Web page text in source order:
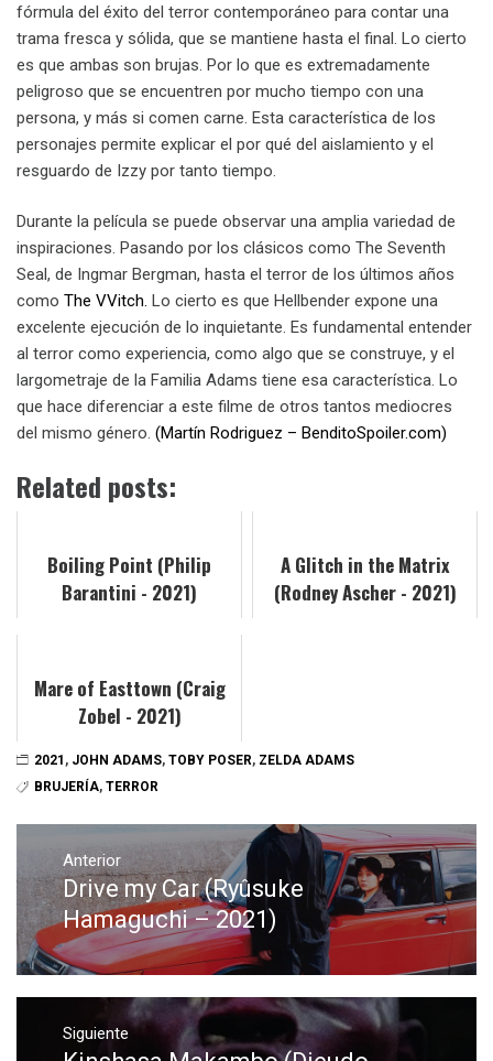
fórmula del éxito del terror contemporáneo para contar una
trama fresca y sólida, que se mantiene hasta el final. Lo cierto
es que ambas son brujas. Por lo que es extremadamente
peligroso que se encuentren por mucho tiempo con una
persona, y más si comen carne. Esta característica de los
personajes permite explicar el por qué del aislamiento y el
resguardo de Izzy por tanto tiempo.
Durante la película se puede observar una amplia variedad de
inspiraciones. Pasando por los clásicos como The Seventh
Seal, de Ingmar Bergman, hasta el terror de los últimos años
como The VVitch. Lo cierto es que Hellbender expone una
excelente ejecución de lo inquietante. Es fundamental entender
al terror como experiencia, como algo que se construye, y el
largometraje de la Familia Adams tiene esa característica. Lo
que hace diferenciar a este filme de otros tantos mediocres
del mismo género. (Martín Rodriguez – BenditoSpoiler.com)
Related posts:
Boiling Point (Philip
Barantini - 2021)
A Glitch in the Matrix
(Rodney Ascher - 2021)
Mare of Easttown (Craig
Zobel - 2021)
2021 , JOHN ADAMS, TOBY POSER, ZELDA ADAMS
BRUJERÍA, TERROR
Navegación
de
entradas
Anterior
Entrada
anterior:
Drive my Car (Ryûsuke
Hamaguchi – 2021)
Siguiente